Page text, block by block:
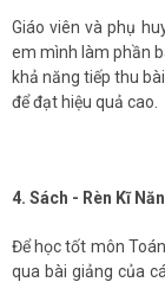
Giáo viên và phụ
em mình làm phần
khả năng tiếp thu
để đạt hiệu quả cao.
4. Sách - Rèn Kĩ
Để học tốt môn
qua bài giảng của